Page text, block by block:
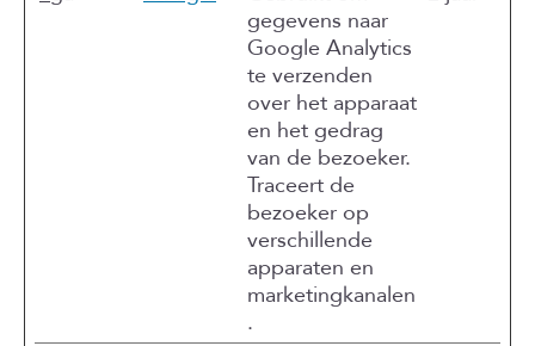
gegevens naar
Google Analytics
te verzenden
over het apparaat
en het gedrag
van de bezoeker.
Traceert de
bezoeker op
verschillende
apparaten en
marketingkanalen
.